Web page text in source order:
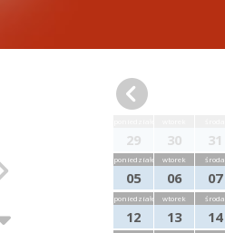
29 30 31
poniedziałek
05
wtorek
06
środa
07
poniedziałek
12
wtorek
13
środa
14